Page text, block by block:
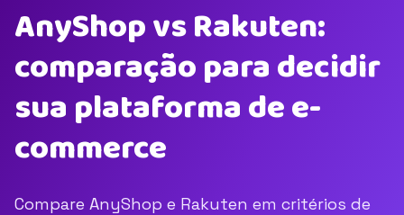
AnyShop vs Rakuten:
comparação para decidir
sua plataforma de e-
commerce
Compare AnyShop e Rakuten em critérios de